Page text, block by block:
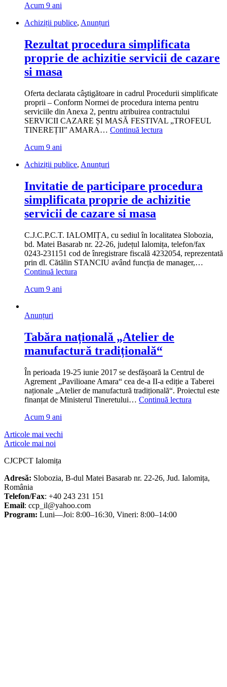
simplificata
de
achizitie
servicii
masa
festival
Doina
Baraganului”
Acum 9 ani
Achiziții publice, Anunțuri
Rezultat procedura simplificata
proprie de achizitie servicii de cazare
si masa
Oferta declarata câştigătoare in cadrul Procedurii simplificate
proprii – Conform Normei de procedura interna pentru
serviciile din Anexa 2, pentru atribuirea contractului
SERVICII CAZARE ȘI MASĂ FESTIVAL „TROFEUL
TINEREȚII” AMARA… Continuă lectura
servicii
de
cazare
Acum 9 ani
Achiziții publice, Anunțuri
Invitatie de participare procedura
simplificata proprie de achizitie
servicii de cazare si masa
C.J.C.P.C.T. IALOMIȚA, cu sediul în localitatea Slobozia,
bd. Matei Basarab nr. 22-26, județul Ialomița, telefon/fax
0243-231151 cod de înregistrare fiscală 4232054, reprezentată
prin dl. Cătălin STANCIU având funcția de manager,…
Continuă lectura
achizitie
servicii
de
si
masa”
Acum 9 ani
Anunțuri
Tabăra națională „Atelier de
manufactură tradițională“
În perioada 19-25 iunie 2017 se desfășoară la Centrul de
Agrement „Pavilioane Amara“ cea de-a II-a ediție a Taberei
naționale „Atelier de manufactură tradițională“. Proiectul este
finanțat de Ministerul Tineretului… Continuă lectura
Acum 9 ani
Navigare
în
articole
Articole mai vechi
Articole mai noi
CJCPCT Ialomița
Adresă: Slobozia, B-dul Matei Basarab nr. 22-26, Jud. Ialomița,
România
Telefon/Fax: +40 243 231 151
Email: ccp_il@yahoo.com
Program: Luni—Joi: 8:00–16:30, Vineri: 8:00–14:00